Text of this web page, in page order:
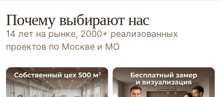
Почему выбирают нас
14 лет на рынке, 2000+ реализованных
проектов по Москве и МО